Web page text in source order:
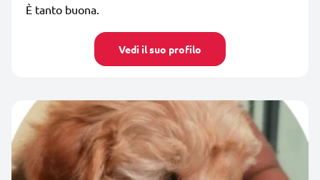
È tanto buona.
Vedi il suo profilo